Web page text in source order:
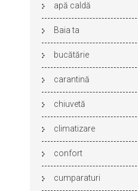
apă caldă
Baia ta
bucătărie
carantină
chiuvetă
climatizare
confort
cumparaturi